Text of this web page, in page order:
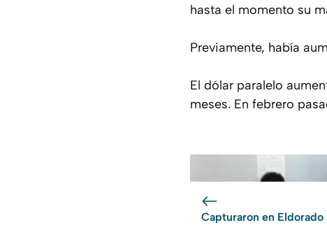
hasta el momento su
Previamente, había
El dólar paralelo
meses. En febrero
Capturaron en Eldorado